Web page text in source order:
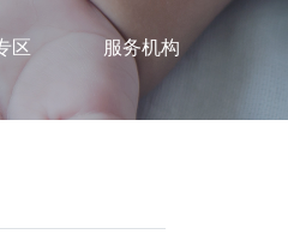
区 服务机构